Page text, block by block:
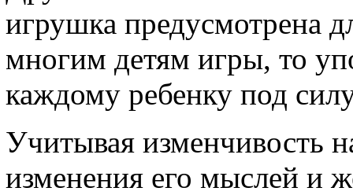
игрушка предусмотрена
многим детям игры, то
каждому ребенку под
Учитывая изменчивость
изменения его мыслей и